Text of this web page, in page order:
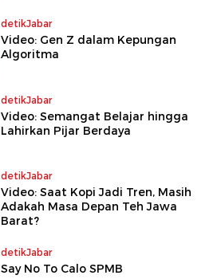
detikJabar
Video: Gen Z dalam Kepungan
Algoritma
detikJabar
Video: Semangat Belajar hingga
Lahirkan Pijar Berdaya
detikJabar
Video: Saat Kopi Jadi Tren, Masih
Adakah Masa Depan Teh Jawa
Barat?
detikJabar
Say No To Calo SPMB